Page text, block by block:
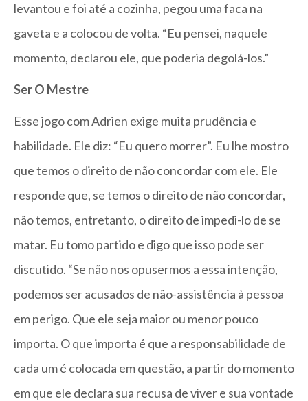
levantou e foi até a cozinha, pegou uma faca na
gaveta e a colocou de volta. “Eu pensei, naquele
momento, declarou ele, que poderia degolá-los.”
Ser O Mestre
Esse jogo com Adrien exige muita prudência e
habilidade. Ele diz: “Eu quero morrer”. Eu lhe mostro
que temos o direito de não concordar com ele. Ele
responde que, se temos o direito de não concordar,
não temos, entretanto, o direito de impedi-lo de se
matar. Eu tomo partido e digo que isso pode ser
discutido. “Se não nos opusermos a essa intenção,
podemos ser acusados de não-assistência à pessoa
em perigo. Que ele seja maior ou menor pouco
importa. O que importa é que a responsabilidade de
cada um é colocada em questão, a partir do momento
em que ele declara sua recusa de viver e sua vontade